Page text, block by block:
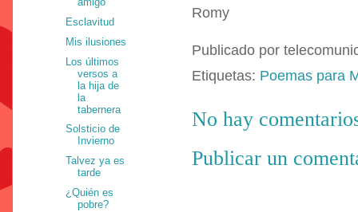
Romy
Publicado por
Etiquetas: Poemas para
No hay
Publicar un
Esclavitud
Mis ilusiones
Los últimos
versos a
la hija de
la
tabernera
Solsticio de
Invierno
Talvez ya es
tarde
¿Quién es
pobre?